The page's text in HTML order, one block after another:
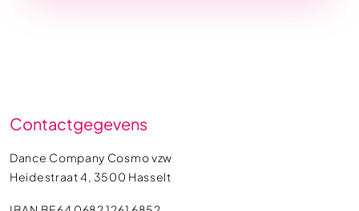
Contactgegevens
Dance Company Cosmo vzw
Heidestraat 4, 3500 Hasselt